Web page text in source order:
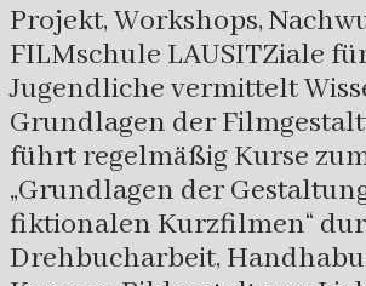
Projekt, Workshops,
FILMschule LAUSITZiale
Jugendliche vermittelt
Grundlagen der
führt regelmäßig Kurse
„Grundlagen der
fiktionalen Kurzfilmen“
Drehbucharbeit,